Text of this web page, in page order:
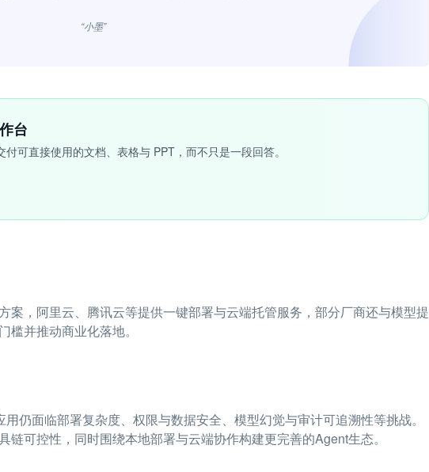
“小墨”
台
可直接使用的文档、表格与 PPT，而不只是一段回答。
案，阿里云、腾讯云等提供一键部署与云端托管服务，部分厂商还与模型提
并推动商业化落地。
仍面临部署复杂度、权限与数据安全、模型幻觉与审计可追溯性等挑战。
可控性，同时围绕本地部署与云端协作构建更完善的Agent生态。